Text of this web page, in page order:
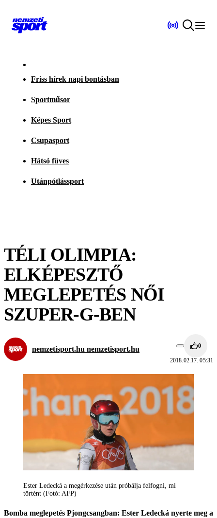
Friss hírek napi bontásban
Sportműsor
Képes Sport
Csupasport
Hátsó füves
Utánpótlássport
TÉLI OLIMPIA:
ELKÉPESZTŐ
MEGLEPETÉS NŐI
SZUPER-G-BEN
nemzetisport.hu nemzetisport.hu 0
2018.02.17. 05:31
Ester Ledecká a megérkezése után próbálja felfogni, mi
történt (Fotó: AFP)
Bomba meglepetés Pjongcsangban: Ester Ledecká nyerte meg a